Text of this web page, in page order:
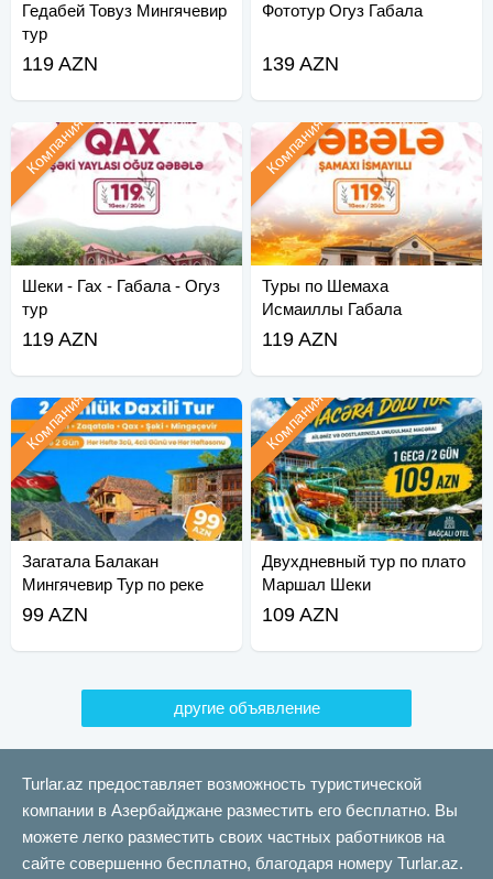
Гедабей Товуз Мингячевир
тур
119 AZN
Фототур Огуз Габала
139 AZN
Шеки - Гах - Габала - Огуз
тур
Компания
119 AZN
Туры по Шемаха
Исмаиллы Габала
Компания
119 AZN
Загатала Балакан
Мингячевир Тур по реке
Кура
Компания
99 AZN
Двухдневный тур по плато
Маршал Шеки
Компания
109 AZN
другие объявление
Turlar.az предоставляет возможность туристической
компании в Азербайджане разместить его бесплатно. Вы
можете легко разместить своих частных работников на
сайте совершенно бесплатно, благодаря номеру Turlar.az.